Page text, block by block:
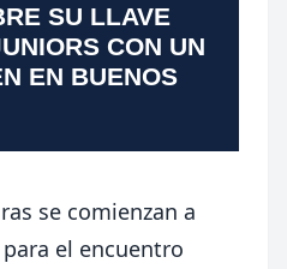
SU LLAVE
CON UN
EN BUENOS
se comienzan a
el encuentro